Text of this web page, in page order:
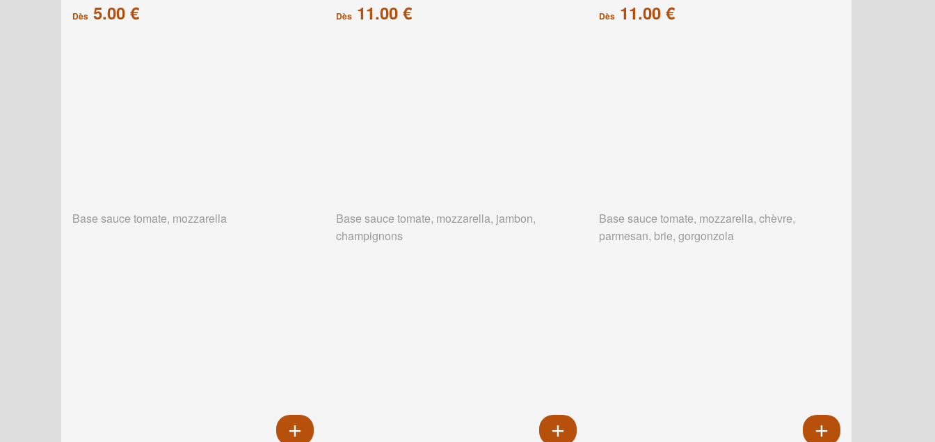
Dès 5.00 €
Base sauce tomate, mozzarella
Dès11.00 €
Base sauce tomate, mozzarella, jambon,
champignons
Dès 11.00 €
Base sauce tomate, mozzarella, chèvre,
parmesan, brie, gorgonzola